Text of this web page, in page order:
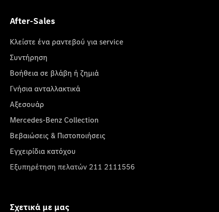
After-Sales
Κλείστε ένα ραντεβού για service
Συντήρηση
Βοήθεια σε βλάβη ή ζημιά
Γνήσια ανταλλακτικά
Αξεσουάρ
Mercedes-Benz Collection
Βεβαιώσεις & Πιστοποιήσεις
Εγχειρίδια κατόχου
Εξυπηρέτηση πελατών 211 2111556
Σχετικά με μας